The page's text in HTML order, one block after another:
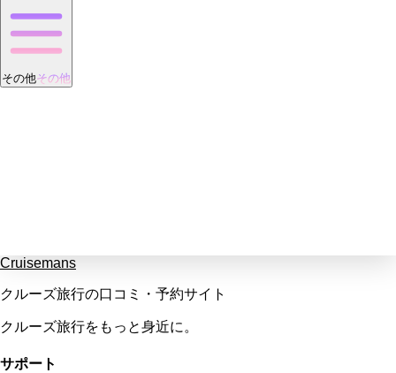
その他その他
Cruisemans
クルーズ旅行の口コミ・予約サイト
クルーズ旅行をもっと身近に。
サポート